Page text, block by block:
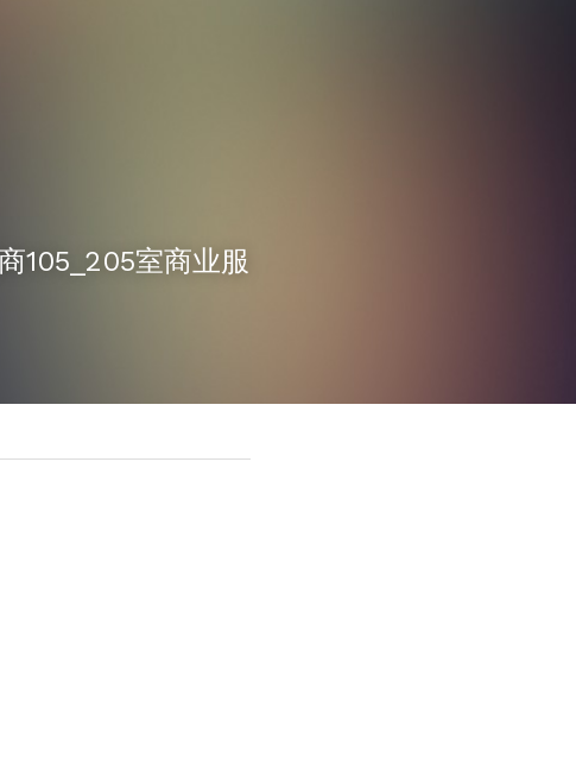
105_205室商业服